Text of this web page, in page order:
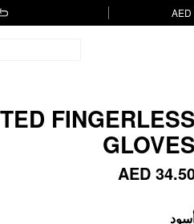
FINGERLESS
GLOVES
AED